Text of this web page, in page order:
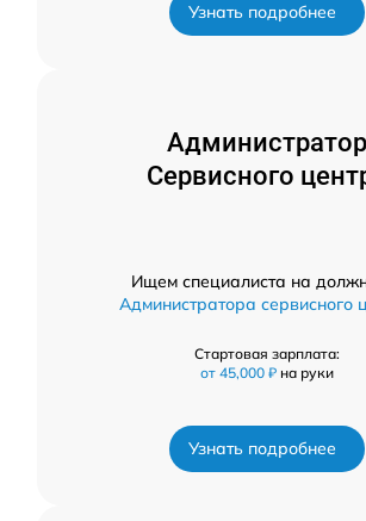
Узнать подробнее
Администратор
Сервисного
Ищем специалиста на
Администратора сервисного
Стартовая зарплата:
от 45,000 ₽ на руки
Узнать подробнее